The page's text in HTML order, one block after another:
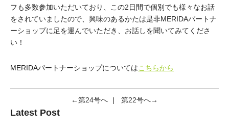
フも多数参加いただいており、この2日間で個別でも様々なお話
をされていましたので、興味のあるかたは是非MERIDAパートナ
ーショップに足を運んでいただき、お話しを聞いてみてくださ
い！
MERIDAパートナーショップについてはこちらから
←第24号へ | 第22号へ→
Latest Post